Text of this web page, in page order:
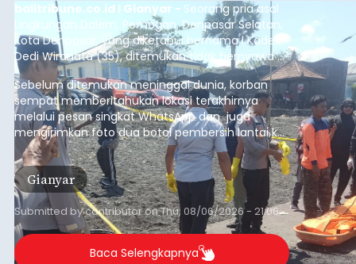
balitribune.co.id I Gianyar - Seorang pria asal
Lingkungan Dalem, Pemogan, Denpasar Selatan,
Kota Denpasar, yang diketahui bernama I Kadek
Dedi Wiranata (35), ditemukan tidak bernyawa di
pesisir Pantai Purnama, Sukawati.
Sebelum ditemukan meninggal dunia, korban
sempat memberitahukan lokasi terakhirnya
melalui pesan singkat WhatsApp dan juga
mengirimkan foto dua botol pembersih lantai ke
istrinya.
Gianyar
Submitted bycontributoronThu, 08/06/2026 - 21:06
Baca Selengkapnya